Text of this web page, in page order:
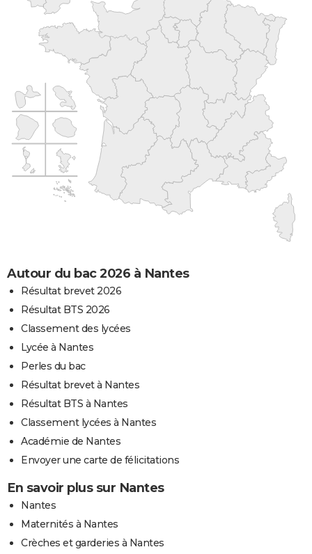
Autour du bac 2026 à Nantes
Résultat brevet 2026
Résultat BTS 2026
Classement des lycées
Lycée à Nantes
Perles du bac
Résultat brevet à Nantes
Résultat BTS à Nantes
Classement lycées à Nantes
Académie de Nantes
Envoyer une carte de félicitations
En savoir plus sur Nantes
Nantes
Maternités à Nantes
Crèches et garderies à Nantes